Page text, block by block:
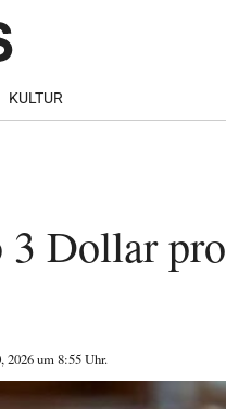
KULTUR
3 Dollar pro
2026 um 8:55 Uhr.